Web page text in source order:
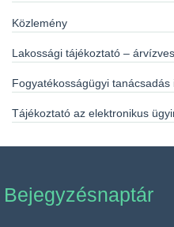
Közlemény
Lakossági tájékoztató –
Fogyatékosságügyi tanácsadás
Tájékoztató az elektronikus
Bejegyzésnaptár